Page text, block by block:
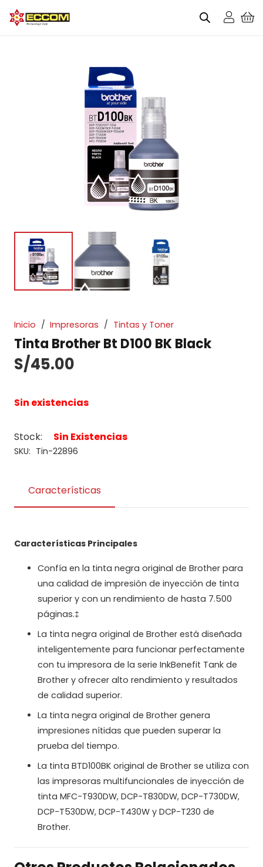
Inicio / Impresoras / Tintas y Toner
Tinta Brother Bt D100 BK Black
S/45.00
Sin existencias
Stock: Sin Existencias
SKU: Tin-22896
Características
Características Principales
Confía en la tinta negra original de Brother para
una calidad de impresión de inyección de tinta
superior y con un rendimiento de hasta 7.500
páginas.‡
La tinta negra original de Brother está diseñada
inteligentemente para funcionar perfectamente
con tu impresora de la serie InkBenefit Tank de
Brother y ofrecer alto rendimiento y resultados
de calidad superior.
La tinta negra original de Brother genera
impresiones nítidas que pueden superar la
prueba del tiempo.
La tinta BTD100BK original de Brother se utiliza con
las impresoras multifuncionales de inyección de
tinta MFC-T930DW, DCP-T830DW, DCP-T730DW,
DCP-T530DW, DCP-T430W y DCP-T230 de
Brother.